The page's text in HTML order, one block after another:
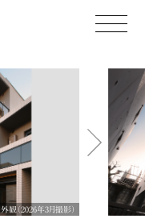
外観（2026年3月撮影）